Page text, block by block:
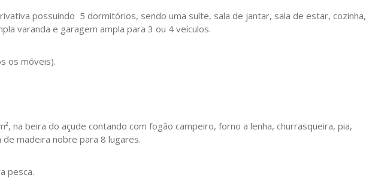
possuindo 5 dormitórios, sendo uma suíte, sala de jantar, sala de estar, cozinha,
varanda e garagem ampla para 3 ou 4 veículos.
os móveis).
na beira do açude contando com fogão campeiro, forno a lenha, churrasqueira, pia,
madeira nobre para 8 lugares.
pesca.